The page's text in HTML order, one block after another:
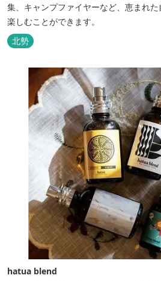
集、キャンプファイヤーなど、恵まれ
楽しむことができます。
北勢
hatua blend